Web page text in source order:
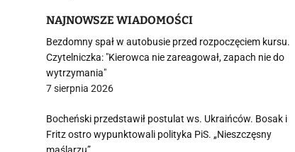
NAJNOWSZE WIADOMOŚCI
Bezdomny spał w autobusie przed rozpoczęciem kursu.
Czytelniczka: "Kierowca nie zareagował, zapach nie do
wytrzymania"
7 sierpnia 2026
Bocheński przedstawił postulat ws. Ukraińców. Bosak i
Fritz ostro wypunktowali polityka PiS. „Nieszczęsny